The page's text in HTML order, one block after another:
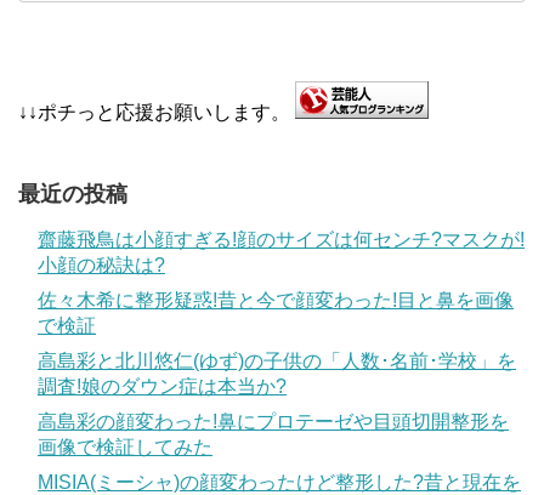
↓↓ポチっと応援お願いします。
最近の投稿
齋藤飛鳥は小顔すぎる!顔のサイズは何センチ?マスクが!
小顔の秘訣は?
佐々木希に整形疑惑!昔と今で顔変わった!目と鼻を画像
で検証
高島彩と北川悠仁(ゆず)の子供の「人数･名前･学校」を
調査!娘のダウン症は本当か?
高島彩の顔変わった!鼻にプロテーゼや目頭切開整形を
画像で検証してみた
MISIA(ミーシャ)の顔変わったけど整形した?昔と現在を